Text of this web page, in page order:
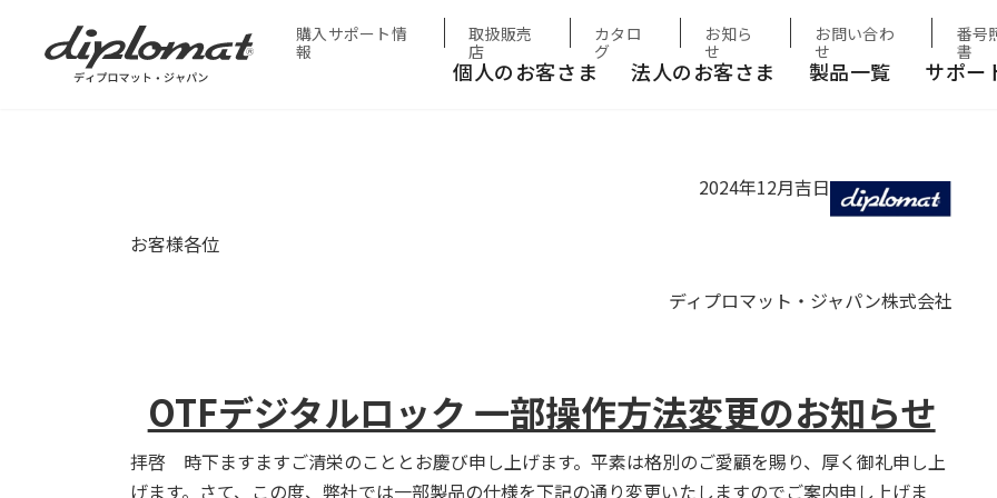
購入サポート情
報
取扱販売
店
カタロ
グ
お知ら
せ
お問い合わ
せ
番号
書
個人のお客さま 法人のお客さま 製品一覧 サポー
OTFデジタルロック 一部操作方法変更のお知らせ
2024年12月吉日
お客様各位
ディプロマット・ジャパン株式会社
OTFデジタルロック 一部操作方法変更のお知らせ
拝啓 時下ますますご清栄のこととお慶び申し上げます。平素は格別のご愛顧を賜り、厚く御礼申し上
げます。さて、この度、弊社では一部製品の仕様を下記の通り変更いたしますのでご案内申し上げま